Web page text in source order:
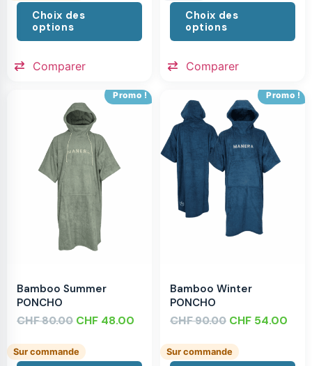
Choix des
options
Comparer
Choix des
options
Comparer
Promo !
Bamboo Summer
PONCHO
CHF80.00 CHF 48.00
Sur commande
Promo !
Bamboo Winter
PONCHO
CHF90.00 CHF 54.00
Sur commande